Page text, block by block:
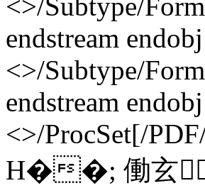
endstream
<>/Subtype/
endstream
<>/ProcSet[/
H��; 働玄